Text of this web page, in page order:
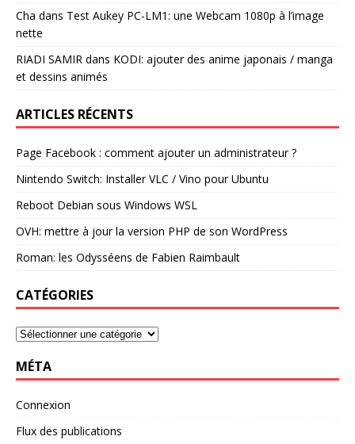
Cha dans Test Aukey PC-LM1: une Webcam 1080p à l’image
nette
RIADI SAMIR dans KODI: ajouter des anime japonais / manga
et dessins animés
ARTICLES RÉCENTS
Page Facebook : comment ajouter un administrateur ?
Nintendo Switch: Installer VLC / Vino pour Ubuntu
Reboot Debian sous Windows WSL
OVH: mettre à jour la version PHP de son WordPress
Roman: les Odysséens de Fabien Raimbault
CATÉGORIES
MÉTA
Connexion
Flux des publications